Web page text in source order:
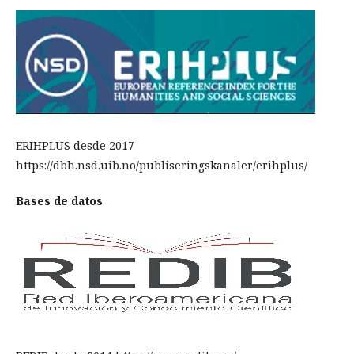
ERIHPLUS desde 2017
https://dbh.nsd.uib.no/publiseringskanaler/erihplus/
Bases de datos